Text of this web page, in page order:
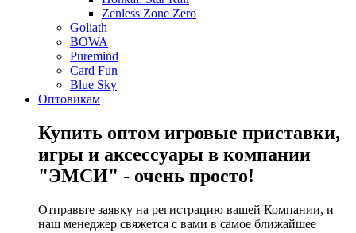
Zenless Zone Zero
Goliath
BOWA
Puremind
Card Fun
Blue Sky
Оптовикам
Купить оптом игровые приставки,
игры и аксессуары в компании
"ЭМСИ" - очень просто!
Отправьте заявку на регистрацию вашей Компании, и
наш менеджер свяжется с вами в самое ближайшее